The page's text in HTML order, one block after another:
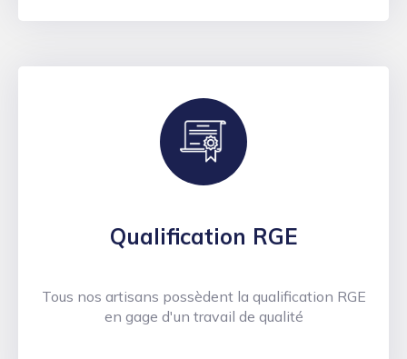
Qualification RGE
Tous nos artisans possèdent la qualification RGE
en gage d'un travail de qualité